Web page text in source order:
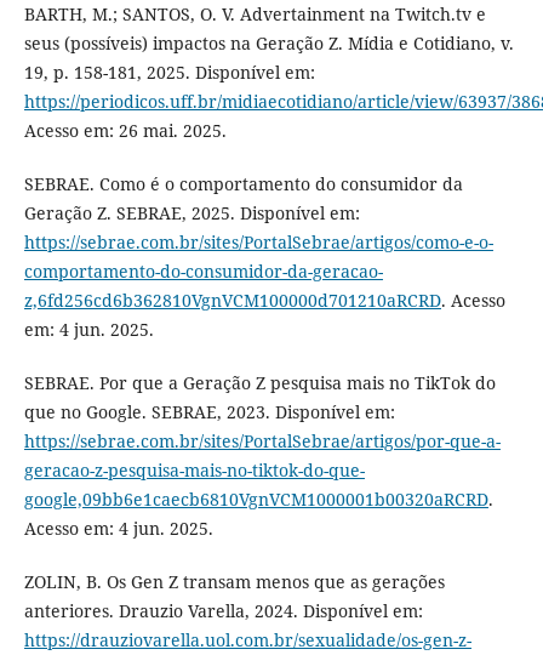
BARTH, M.; SANTOS, O. V. Advertainment na Twitch.tv e
seus (possíveis) impactos na Geração Z. Mídia e Cotidiano, v.
19, p. 158-181, 2025. Disponível em:
https://periodicos.uff.br/midiaecotidiano/article/view/63937/
Acesso em: 26 mai. 2025.
SEBRAE. Como é o comportamento do consumidor da
Geração Z. SEBRAE, 2025. Disponível em:
https://sebrae.com.br/sites/PortalSebrae/artigos/como-e-o-
comportamento-do-consumidor-da-geracao-
z,6fd256cd6b362810VgnVCM100000d701210aRCRD. Acesso
em: 4 jun. 2025.
SEBRAE. Por que a Geração Z pesquisa mais no TikTok do
que no Google. SEBRAE, 2023. Disponível em:
https://sebrae.com.br/sites/PortalSebrae/artigos/por-que-a-
geracao-z-pesquisa-mais-no-tiktok-do-que-
google,09bb6e1caecb6810VgnVCM1000001b00320aRCRD.
Acesso em: 4 jun. 2025.
ZOLIN, B. Os Gen Z transam menos que as gerações
anteriores. Drauzio Varella, 2024. Disponível em:
https://drauziovarella.uol.com.br/sexualidade/os-gen-z-